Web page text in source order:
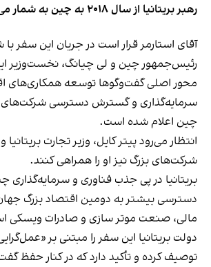
رهبر بریتانیا از سال ۲۰۱۸ به چین به شمار می‌رود.
آقای استارمر قرار است در جریان این سفر
رئیس‌جمهور چین و لی چیانگ، نخست‌وزیر
محور اصلی گفت‌وگوها توسعه همکاری‌های
سرمایه‌گذاری و گسترش دسترسی شرکت‌های
چین اعلام شده است.
انتظار می‌رود پیتر کایل، وزیر تجارت
شرکت‌های بزرگ نیز او را همراهی کنند.
بریتانیا در پی جذب فناوری و
دسترسی بیشتر به دومین اقتصاد بزرگ
مالی، صنعت موتر سازی و صادرات ویسکی
دولت بریتانیا این سفر را مبتنی بر
توصیف کرده و تأکید دارد که در کنار حفظ